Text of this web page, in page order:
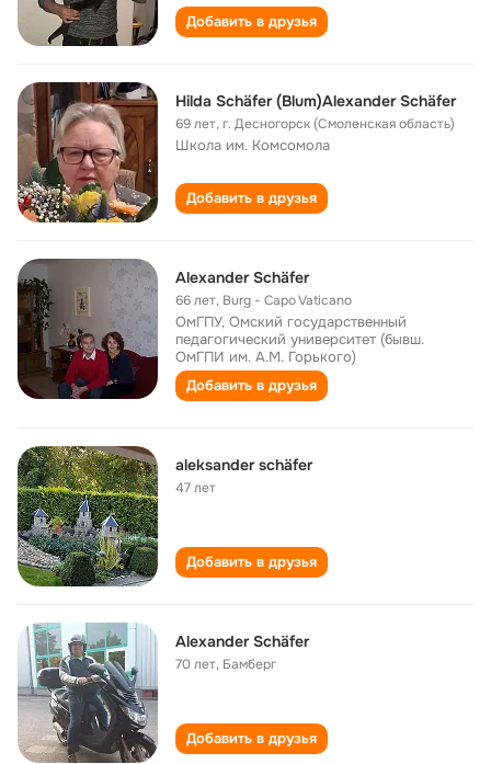
Добавить в друзья
Hilda Schäfer (Blum)Alexander Schäfer
69 лет,г. Десногорск (Смоленская область)
Школа им. Комсомола
Добавить в друзья
Alexander Schäfer
66 лет, Burg - Capo Vaticano
ОмГПУ, Омский государственный
педагогический университет (бывш.
ОмГПИ им. А.М. Горького)
Добавить в друзья
aleksander schäfer
47 лет
Добавить в друзья
Alexander Schäfer
70 лет, Бамберг
Добавить в друзья